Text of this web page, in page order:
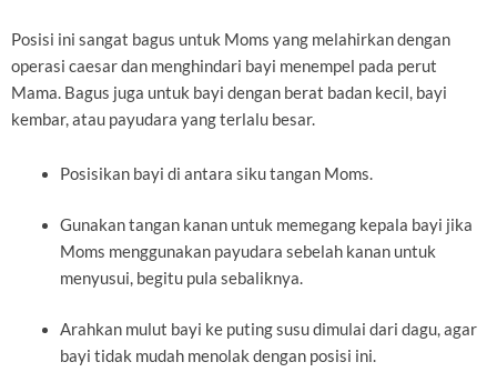
Posisi ini sangat bagus untuk Moms yang melahirkan dengan
operasi caesar dan menghindari bayi menempel pada perut
Mama. Bagus juga untuk bayi dengan berat badan kecil, bayi
kembar, atau payudara yang terlalu besar.
Posisikan bayi di antara siku tangan Moms.
Gunakan tangan kanan untuk memegang kepala bayi jika
Moms menggunakan payudara sebelah kanan untuk
menyusui, begitu pula sebaliknya.
Arahkan mulut bayi ke puting susu dimulai dari dagu, agar
bayi tidak mudah menolak dengan posisi ini.